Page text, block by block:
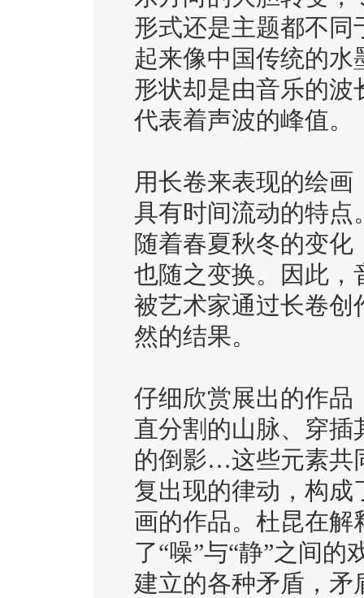
形式还是主题都不同
起来像中国传统的水
形状却是由音乐的波
代表着声波的峰值。
用长卷来表现的绘
具有时间流动的特点
随着春夏秋冬的变
也随之变换。因此，
被艺术家通过长卷创
然的结果。
仔细欣赏展出的作品
直分割的山脉、穿插
的倒影…这些元素共
复出现的律动，构成
画的作品。杜昆在解
了“噪”与“静”之间
建立的各种矛盾， 矛